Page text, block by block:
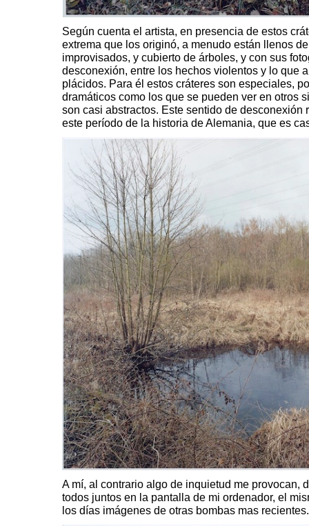
Según cuenta el artista, en presencia de estos
extrema que los originó, a menudo están llenos
improvisados, y cubierto de árboles, y con sus
desconexión, entre los hechos violentos y lo que
plácidos. Para él estos cráteres son especiales,
dramáticos como los que se pueden ver en otros
son casi abstractos. Este sentido de desconexión
este período de la historia de Alemania, que es
A mí, al contrario algo de inquietud me provocan,
todos juntos en la pantalla de mi ordenador, el
los días imágenes de otras bombas mas recientes.